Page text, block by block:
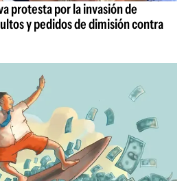
protesta por la invasión de
y pedidos de dimisión contra